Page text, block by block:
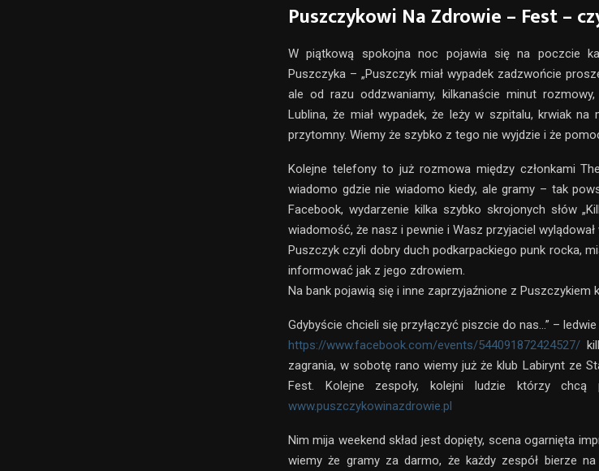
Puszczykowi Na Zdrowie – Fest –
W piątkową spokojna noc pojawia się na poczcie
Puszczyka – „Puszczyk miał wypadek zadzwońcie
ale od razu oddzwaniamy, kilkanaście minut
Lublina, że miał wypadek, że leży w szpitalu, krwiak
przytomny. Wiemy że szybko z tego nie wyjdzie i że
Kolejne telefony to już rozmowa między członkami
wiadomo gdzie nie wiadomo kiedy, ale gramy – tak
Facebook, wydarzenie kilka szybko skrojonych słów
wiadomość, że nasz i pewnie i Wasz przyjaciel wylądował
Puszczyk czyli dobry duch podkarpackiego punk rocka,
informować jak z jego zdrowiem.
Na bank pojawią się i inne zaprzyjaźnione z Puszczykiem
Gdybyście chcieli się przyłączyć piszcie do nas…” –
https://www.facebook.com/events/544091872424527/
zagrania, w sobotę rano wiemy już że klub Labirynt ze
Fest. Kolejne zespoły, kolejni ludzie którzy
www.puszczykowinazdrowie.pl
Nim mija weekend skład jest dopięty, scena ogarnięta
wiemy że gramy za darmo, że każdy zespół bierze